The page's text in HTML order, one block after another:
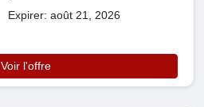
Expirer: août 21, 2026
Voir l'offre